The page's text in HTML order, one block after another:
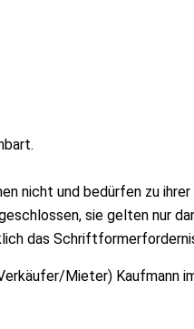
nicht und bedürfen zu
sie gelten nur
das
Mieter) Kaufmann